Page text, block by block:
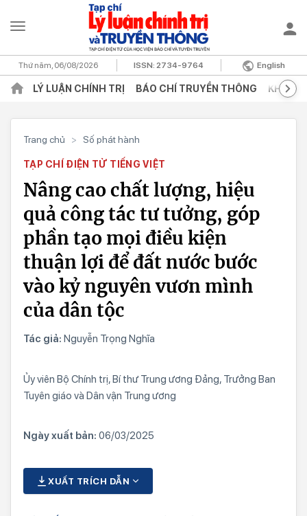
Thứ năm, 06/08/2026 ISSN:2734-9764 English
LÝ LUẬN CHÍNH TRỊ BÁO CHÍ TRUYỀN THÔNG KHOA
Trang chủ > Số phát hành
TẠP CHÍ ĐIỆN TỬ TIẾNG VIỆT
Nâng cao chất lượng, hiệu
quả công tác tư tưởng, góp
phần tạo mọi điều kiện
thuận lợi để đất nước bước
vào kỷ nguyên vươn mình
của dân tộc
Tác giả: Nguyễn Trọng Nghĩa
Ủy viên Bộ Chính trị, Bí thư Trung ương Đảng, Trưởng Ban
Tuyên giáo và Dân vận Trung ương
Ngày xuất bản: 06/03/2025
XUẤT TRÍCH DẪN